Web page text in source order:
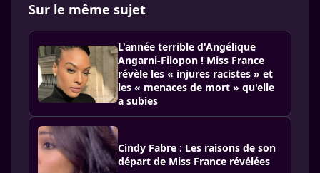
Sur le même sujet
L'année terrible d'Angélique
Angarni-Filopon ! Miss France
révèle les « injures racistes » et
les « menaces de mort » qu'elle
a subies
Cindy Fabre : Les raisons de son
départ de Miss France révélées